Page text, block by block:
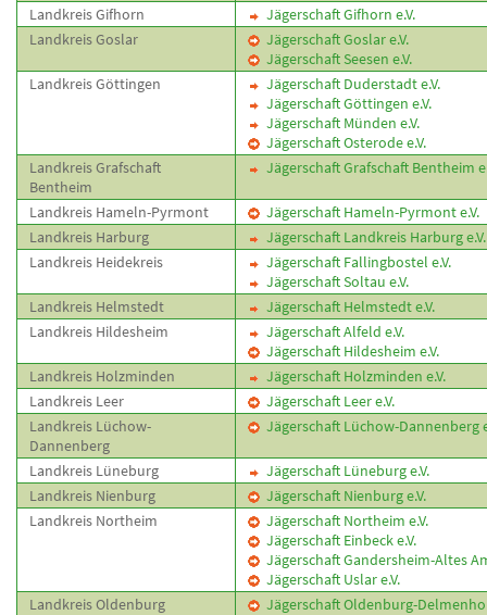
Landkreis Gifhorn
Jägerschaft Gifhorn e.V.
Landkreis Goslar
Jägerschaft Goslar e.V.
Jägerschaft Seesen e.V.
Landkreis Göttingen
Jägerschaft Duderstadt e.V.
Jägerschaft Göttingen e.V.
Jägerschaft Münden e.V.
Jägerschaft Osterode e.V.
Landkreis Grafschaft
Bentheim
Jägerschaft Grafschaft Bentheim
Landkreis Hameln-Pyrmont
Jägerschaft Hameln-Pyrmont e.V.
Landkreis Harburg
Jägerschaft Landkreis Harburg e.V.
Landkreis Heidekreis
Jägerschaft Fallingbostel e.V.
Jägerschaft Soltau e.V.
Landkreis Helmstedt
Jägerschaft Helmstedt e.V.
Landkreis Hildesheim
Jägerschaft Alfeld e.V.
Jägerschaft Hildesheim e.V.
Landkreis Holzminden
Jägerschaft Holzminden e.V.
Landkreis Leer
Jägerschaft Leer e.V.
Landkreis Lüchow-
Dannenberg
Jägerschaft Lüchow-Dannenberg
Landkreis Lüneburg
Jägerschaft Lüneburg e.V.
Landkreis Nienburg
Jägerschaft Nienburg e.V.
Landkreis Northeim
Jägerschaft Northeim e.V.
Jägerschaft Einbeck e.V.
Jägerschaft Gandersheim-Altes
Jägerschaft Uslar e.V.
Landkreis Oldenburg
Jägerschaft Oldenburg-